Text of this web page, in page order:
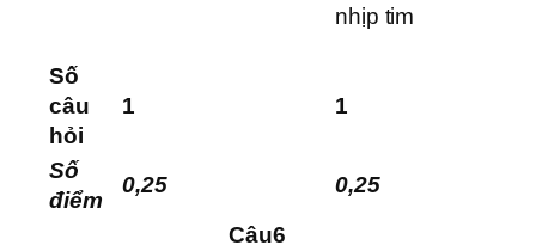
nhịp tim
Số
câu
hỏi
1 1
Số
điểm
0,25 0,25
Câu6